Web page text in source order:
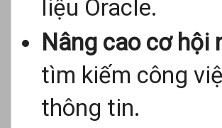
liệu Oracle.
Nâng cao cơ hội
tìm kiếm công
thông tin.